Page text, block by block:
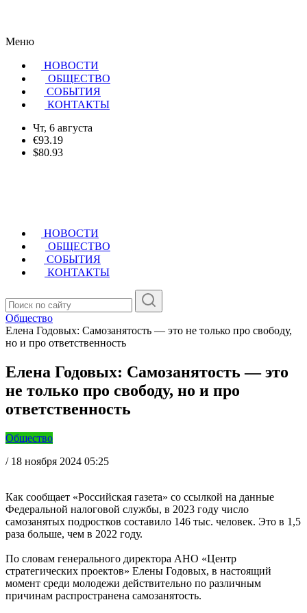
Меню
НОВОСТИ
ОБЩЕСТВО
CОБЫТИЯ
КОНТАКТЫ
Чт, 6 августа
€93.19
$80.93
НОВОСТИ
ОБЩЕСТВО
СОБЫТИЯ
КОНТАКТЫ
Общество
Елена Годовых: Самозанятость — это не только про свободу,
но и про ответственность
Елена Годовых: Самозанятость — это
не только про свободу, но и про
ответственность
Общество
/ 18 ноября 2024 05:25
Как сообщает «Российская газета» со ссылкой на данные
Федеральной налоговой службы, в 2023 году число
самозанятых подростков составило 146 тыс. человек. Это в 1,5
раза больше, чем в 2022 году.
По словам генерального директора АНО «Центр
стратегических проектов» Елены Годовых, в настоящий
момент среди молодежи действительно по различным
причинам распространена самозанятость.